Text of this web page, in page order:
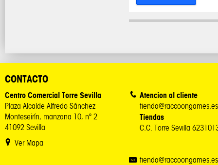
CONTACTO
Centro Comercial Torre Sevilla
Plaza Alcalde Alfredo Sánchez
Monteseirín, manzana 10, nº 2
41092 Sevilla
Ver Mapa
Atencion al cliente
tienda@raccoongames.es
Tiendas
C.C. Torre Sevilla
tienda@raccoongames.es